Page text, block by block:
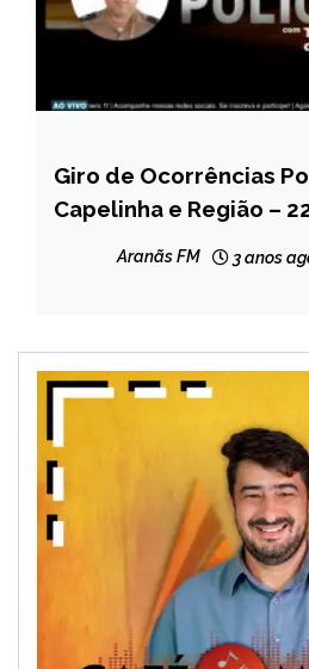
CAPELINHA
MINAS
Giro de Ocorrências
Capelinha e Região –
Aranãs FM 3 anos